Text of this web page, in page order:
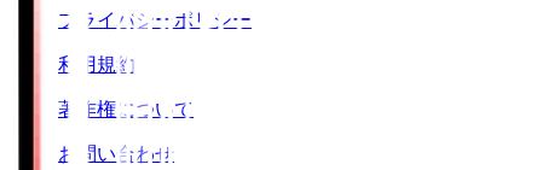
プライバシーポリシー
利用規約
著作権について
お問い合わせ